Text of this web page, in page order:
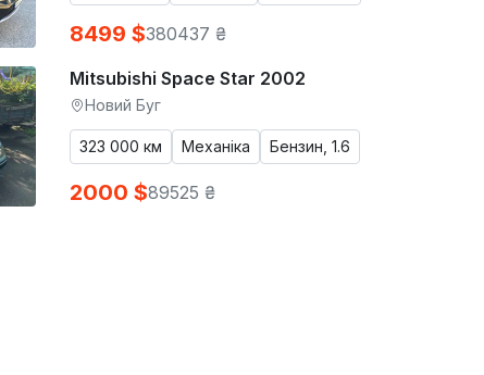
8499 $380437 ₴
Mitsubishi Space Star 2002
Новий Буг
323 000 км Механіка Бензин, 1.6
2000 $89525 ₴